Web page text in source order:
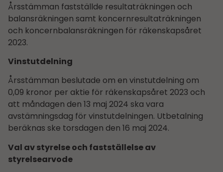
Årsstämman fastställde resultaträkningen och
balansräkningen samt koncernresultaträkningen
och koncernbalansräkningen för räkenskapsåret
2023.
Vinstutdelning
Årsstämman beslutade om en vinstutdelning om
0,09 kronor per aktie för räkenskapsåret 2023 och
att måndagen den 13 maj 2024 ska vara
avstämningsdag för vinstutdelningen. Utbetalning
beräknas ske torsdagen den 16 maj 2024.
Val av styrelse och fastställelse av
styrelsearvode